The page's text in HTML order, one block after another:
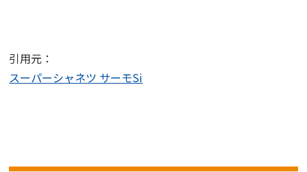
引用元：
スーパーシャネツ サーモSi